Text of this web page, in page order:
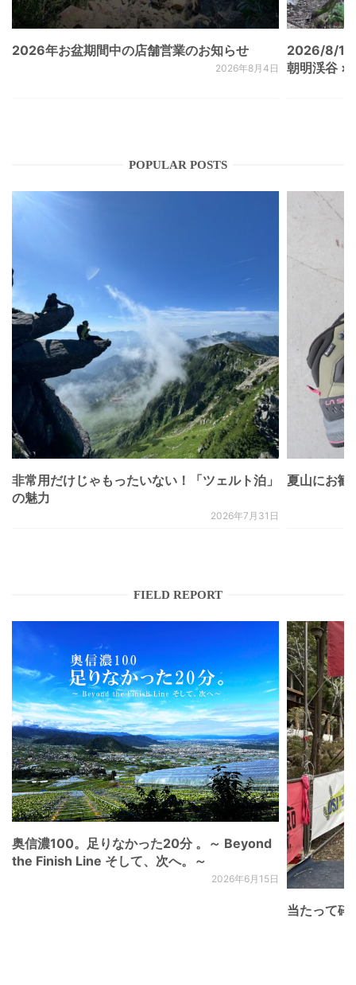
2026年お盆期間中の店舗営業のお知らせ
2026年8月4日
2026/8/
朝明渓谷 ×
POPULAR POSTS
非常用だけじゃもったいない！「ツェルト泊」
の魅力
2026年7月31日
夏山にお
FIELD REPORT
奥信濃100。足りなかった20分 。～ Beyond
the Finish Line そして、次へ。～
2026年6月15日
当たって砕